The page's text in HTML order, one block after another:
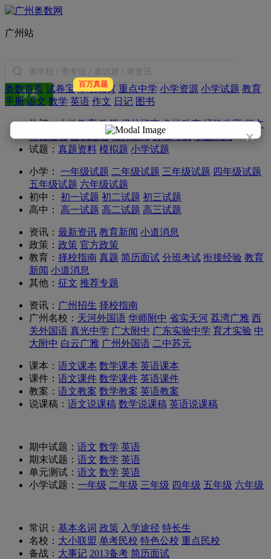
×
广州站
搜索
奥数首页 试卷宝 百万真题
本地教育 重点中学 小学资源 小学试题 教育
手册 语文 数学 英语 作文 日记 图书
热门：本地教育 政策 择校指南 名校动态 经验分享 征文
衔接经验 面试经验 教育新闻 分班考试 小道消息
试题： 真题资料 模拟题 小学试题
小学： 一年级试题 二年级试题 三年级试题 四年级试题
五年级试题 六年级试题
初中：
初一试题 初二试题 初三试题
高中：
高一试题 高二试题 高三试题
资讯： 最新资讯 教育新闻 小道消息
政策： 政策 官方政策
教育： 择校指南 真题 简历面试 分班考试 衔接经验 教育
新闻 小道消息
其他： 征文 推荐专题
资讯： 广州招生 择校指南
广州名校： 天河外国语 华师附中 省实天河 荔湾广雅 西
关外国语 真光中学 广大附中 广东实验中学 育才实验 中
大附中 白云广雅 广州外国语 二中苏元
课本： 语文课本 数学课本 英语课本
课件： 语文课件 数学课件 英语课件
教案： 语文教案 数学教案 英语教案
说课稿： 语文说课稿 数学说课稿 英语说课稿
期中试题： 语文 数学 英语
期末试题： 语文 数学 英语
单元测试： 语文 数学 英语
小学试题： 一年级 二年级 三年级 四年级 五年级 六年级
常识： 基本名词 政策 入学途径 特长生
名校： 大小联盟 单考民校 特色公校 重点民校
备战： 大事记 2013备考 简历面试